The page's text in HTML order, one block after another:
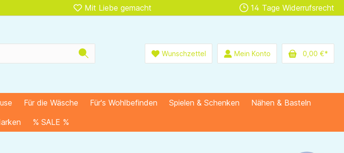
Mit Liebe gemacht 14 Tage Widerrufsrecht
Wunschzettel Mein Konto 0,00 €*
Für die Wäsche Für's Wohlbefinden Spielen & Schenken
Nähen & Basteln
% SALE %